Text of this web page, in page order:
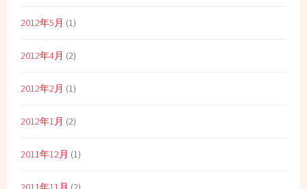
2012年5月 (1)
2012年4月 (2)
2012年2月 (1)
2012年1月 (2)
2011年12月 (1)